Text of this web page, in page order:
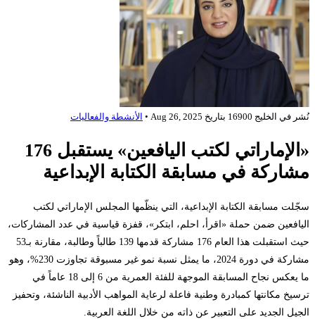
فيالخليج 16900 بتاريخ Aug 26, 2025
• الأنشطة والفعاليات
«الإماراتي لكتب اليافعين» يستقبل 176
في مسابقة الكتابة الإبداعية
مسابقة الكتابة الإبداعية، التي ينظّمها المجلس الإماراتي لكتب
ضمن حملة «اقرأ، احلم، ابتكر»، قفزة قياسية في عدد المشاركات،
حيث استقبلت هذا العام 176 مشاركة قدمها 139 طالباً وطالبة، مقارنة بـ53
مشاركة في دورة 2024، ما يمثل نسبة نمو غير مسبوقة تجاوزت 230%، وهو
ما يعكس نجاح المسابقة الموجهة للفئة العمرية من 6 إلى 18 عاماً في
مكانتها كمبادرة وطنية فاعلة لرعاية المواهب الأدبية الناشئة، وتحفيز
الجديد على التعبير عن ذاته من خلال اللغة العربية.